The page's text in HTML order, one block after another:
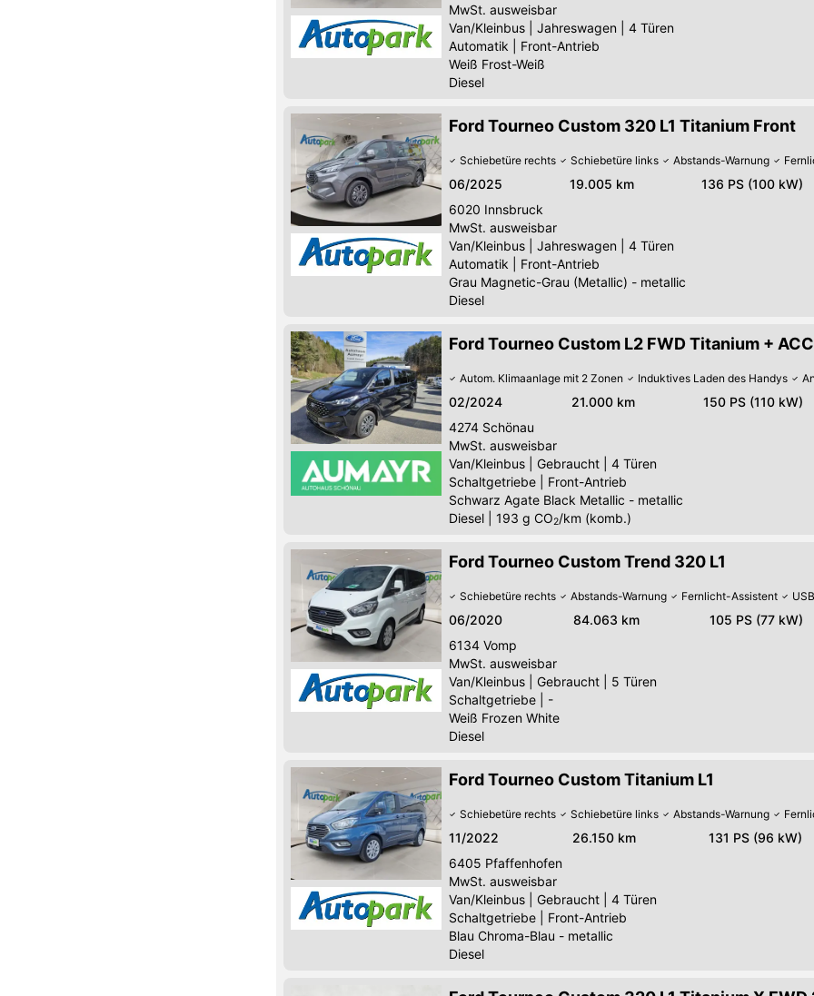
MwSt. ausweisbar
Van/Kleinbus
Jahreswagen
4 Türen
Automatik
Front-Antrieb
Weiß Frost-Weiß
Diesel
Ford Tourneo Custom 320 L1 Titanium Front
Schiebetüre rechts Schiebetüre links Abstands-Warnung
06/2025 19.005 km 136 PS (100 kW)
6020 Innsbruck
MwSt. ausweisbar
Van/Kleinbus
Jahreswagen
4 Türen
Automatik
Front-Antrieb
Grau Magnetic-Grau (Metallic) - metallic
Diesel
Ford Tourneo Custom L2 FWD Titanium +
Autom. Klimaanlage mit 2 Zonen Induktives Laden des Handys
02/2024 21.000 km 150 PS (110 kW)
4274 Schönau
MwSt. ausweisbar
Van/Kleinbus
Gebraucht
4 Türen
Schaltgetriebe
Front-Antrieb
Schwarz Agate Black Metallic - metallic
Diesel
193 g CO2/km (komb.)
Ford Tourneo Custom Trend 320 L1
Schiebetüre rechts Abstands-Warnung Fernlicht-Assistent USB
06/2020 84.063 km 105 PS (77 kW)
6134 Vomp
MwSt. ausweisbar
Van/Kleinbus
Gebraucht
5 Türen
Schaltgetriebe
-
Weiß Frozen White
Diesel
Ford Tourneo Custom Titanium L1
Schiebetüre rechts Schiebetüre links Abstands-Warnung
11/2022 26.150 km 131 PS (96 kW)
6405 Pfaffenhofen
MwSt. ausweisbar
Van/Kleinbus
Gebraucht
4 Türen
Schaltgetriebe
Front-Antrieb
Blau Chroma-Blau - metallic
Diesel